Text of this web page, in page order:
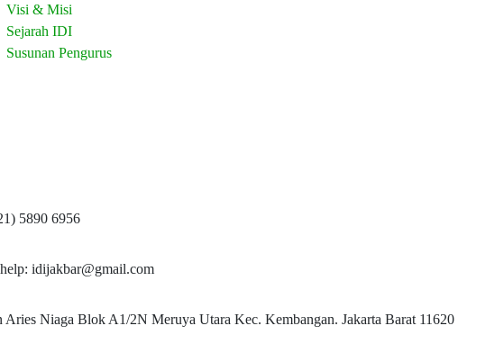
Visi & Misi
Sejarah IDI
Susunan Pengurus
5890 6956
idijakbar@gmail.com
Aries Niaga Blok A1/2N Meruya Utara Kec. Kembangan. Jakarta Barat 11620